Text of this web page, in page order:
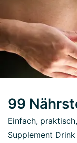
99
Einfach,
Supplement